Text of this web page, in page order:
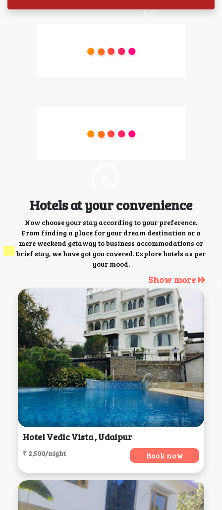
Hotels at your convenience
Now choose your stay according to your preference.
From finding a place for your dream destination or a
mere weekend getaway to business accommodations or
brief stay, we have got you covered. Explore hotels as per
your mood.
Show more
Hotel Vedic Vista , Udaipur
₹ 2,500/night Book now